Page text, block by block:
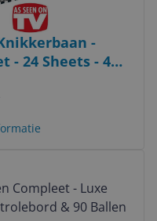
-
- 24 Sheets - 4